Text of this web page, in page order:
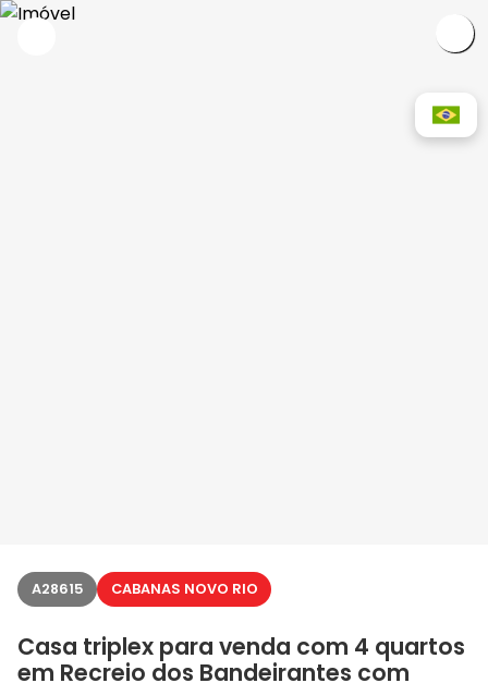
A28615 CABANAS NOVO RIO
Casa triplex para venda com 4 quartos
em Recreio dos Bandeirantes com